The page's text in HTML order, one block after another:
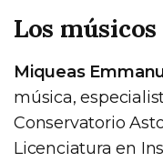
Los
Miqueas
música,
Conservatorio
Licenciatura en